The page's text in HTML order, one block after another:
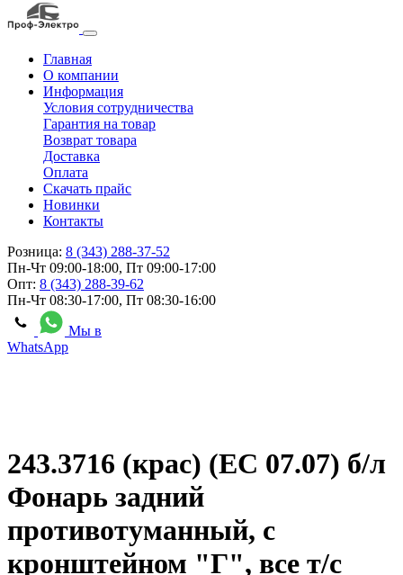
Главная
О компании
Информация
Условия сотрудничества
Гарантия на товар
Возврат товара
Доставка
Оплата
Скачать прайс
Новинки
Контакты
Розница: 8 (343) 288-37-52
Пн-Чт 09:00-18:00, Пт 09:00-17:00
Опт: 8 (343) 288-39-62
Пн-Чт 08:30-17:00, Пт 08:30-16:00
Мы в
WhatsApp
243.3716 (крас) (ЕС 07.07) б/л
Фонарь задний
противотуманный, с
кронштейном "Г", все т/с